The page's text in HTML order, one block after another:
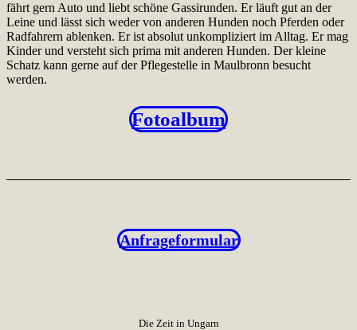
fährt gern Auto und liebt schöne Gassirunden. Er läuft gut an der
Leine und lässt sich weder von anderen Hunden noch Pferden oder
Radfahrern ablenken. Er ist absolut unkompliziert im Alltag. Er mag
Kinder und versteht sich prima mit anderen Hunden. Der kleine
Schatz kann gerne auf der Pflegestelle in Maulbronn besucht
werden.
Fotoalbum
Anfrageformular
Die Zeit in Ungarn